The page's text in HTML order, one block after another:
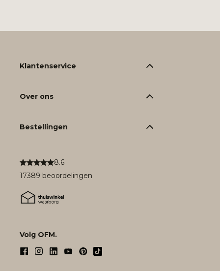
8.6
17389 beoordelingen
Volg OFM.
Klantenservice
Over ons
Bestellingen